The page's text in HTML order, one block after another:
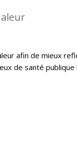
afin de mieux
de santé publique